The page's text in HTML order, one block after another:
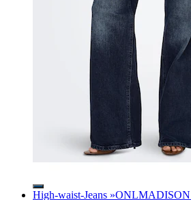
High-waist-Jeans